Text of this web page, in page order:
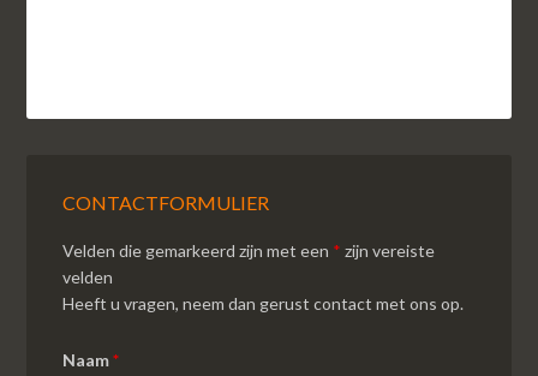
CONTACTFORMULIER
Velden die gemarkeerd zijn met een * zijn vereiste
velden
Heeft u vragen, neem dan gerust contact met ons op.
Naam*